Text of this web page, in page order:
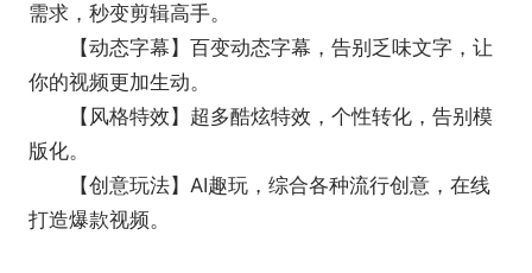
需求，秒变剪辑高手。
【动态字幕】百变动态字幕，告别乏味文字，让
你的视频更加生动。
【风格特效】超多酷炫特效，个性转化，告别模
版化。
【创意玩法】AI趣玩，综合各种流行创意，在线
打造爆款视频。